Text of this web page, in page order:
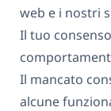
web e i nostri
Il tuo
Il mancato
alcune